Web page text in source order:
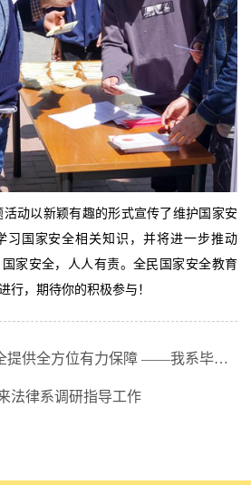
活动以新颖有趣的形式宣传了维护国家安
习国家安全相关知识，并将进一步推动
国家安全，人人有责。全民国家安全教育
行，期待你的积极参与！
位有力保障 ——我系毕雁英教授接受《法制日报》采访
法律系调研指导工作